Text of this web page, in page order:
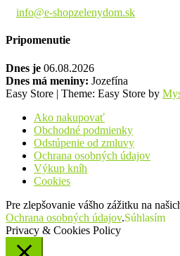
info@e-shopzelenydom.sk
Pripomenutie
Dnes je 06.08.2026
Dnes má meniny: Jozefína
Easy Store | Theme: Easy Store by
Ako nakupovať
Obchodné podmienky
Odstúpenie od zmluvy
Ochrana osobných údajov
Výkup kníh
Cookies
Pre zlepšovanie vášho zážitku na
Ochrana osobných údajov.Súhlasím
Privacy & Cookies Policy